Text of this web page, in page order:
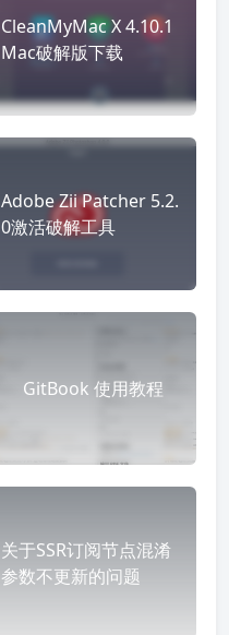
CleanMyMac X 4.10.1
Mac破解版下载
Adobe Zii Patcher 5.2.
0激活破解工具
GitBook 使用教程
关于SSR订阅节点混淆
参数不更新的问题